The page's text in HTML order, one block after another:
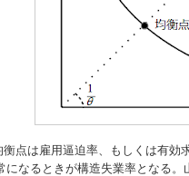
衡点は雇用逼迫率、もしくは有効
になるときが構造失業率となる。